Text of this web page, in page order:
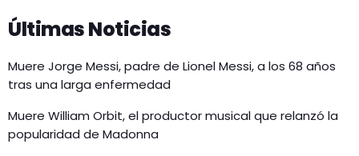
Últimas Noticias
Muere Jorge Messi, padre de Lionel Messi, a los 68 años
tras una larga enfermedad
Muere William Orbit, el productor musical que relanzó la
popularidad de Madonna